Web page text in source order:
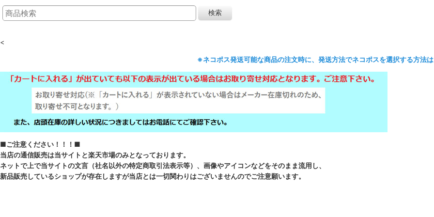
検索
<
※ネコポス発送可能な商品の注文時に、発送方法でネコポスを選択する方法
■ご注意ください！！！■
当店の通信販売は当サイトと楽天市場のみとなっております。
ネットで上で当サイトの文言（社名以外の特定商取引法表示等）、画像やアイコンなどをそのまま流用し、
新品販売しているショップが存在しますが当店とは一切関わりはございませんのでご注意願います。